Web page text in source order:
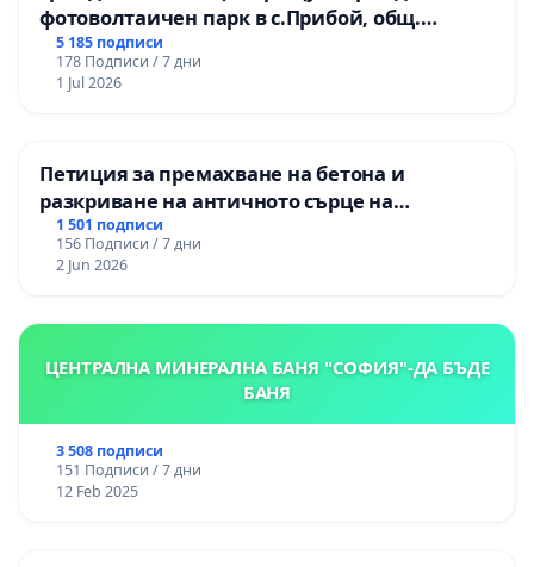
фотоволтаичен парк в с.Прибой, общ.
Радомир
5 185 подписи
178 Подписи / 7 дни
1 Jul 2026
Петиция за премахване на бетона и
разкриване на античното сърце на
Могиланската могила във Враца
1 501 подписи
156 Подписи / 7 дни
2 Jun 2026
ЦЕНТРАЛНА МИНЕРАЛНА БАНЯ "СОФИЯ"-ДА БЪДЕ
БАНЯ
3 508 подписи
151 Подписи / 7 дни
12 Feb 2025